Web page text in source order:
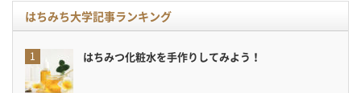
はちみち大学記事ランキング
はちみつ化粧水を手作りしてみよう！